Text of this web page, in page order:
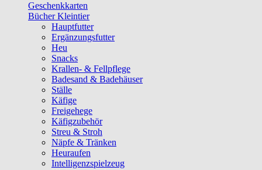
Geschenkkarten
Bücher Kleintier
Hauptfutter
Ergänzungsfutter
Heu
Snacks
Krallen- & Fellpflege
Badesand & Badehäuser
Ställe
Käfige
Freigehege
Käfigzubehör
Streu & Stroh
Näpfe & Tränken
Heuraufen
Intelligenzspielzeug